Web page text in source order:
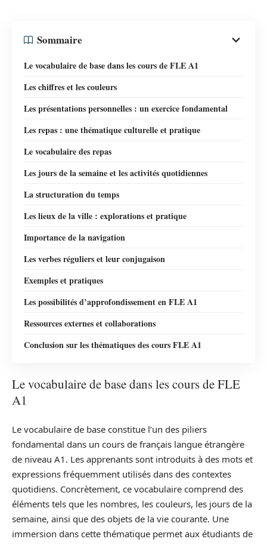
Sommaire
Le vocabulaire de base dans les cours de FLE A1
Les chiffres et les couleurs
Les présentations personnelles : un exercice fondamental
Les repas : une thématique culturelle et pratique
Le vocabulaire des repas
Les jours de la semaine et les activités quotidiennes
La structuration du temps
Les lieux de la ville : explorations et pratique
Importance de la navigation
Les verbes réguliers et leur conjugaison
Exemples et pratiques
Les possibilités d’approfondissement en FLE A1
Ressources externes et collaborations
Conclusion sur les thématiques des cours FLE A1
Le vocabulaire de base dans les cours de FLE
A1
Le vocabulaire de base constitue l’un des piliers
fondamental dans un cours de français langue étrangère
de niveau A1. Les apprenants sont introduits à des mots et
expressions fréquemment utilisés dans des contextes
quotidiens. Concrètement, ce vocabulaire comprend des
éléments tels que les nombres, les couleurs, les jours de la
semaine, ainsi que des objets de la vie courante. Une
immersion dans cette thématique permet aux étudiants de